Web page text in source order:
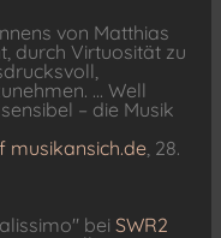
von Matthias
durch Virtuosität zu
... Well
– die Musik
musikansich.de, 28.
bei SWR2